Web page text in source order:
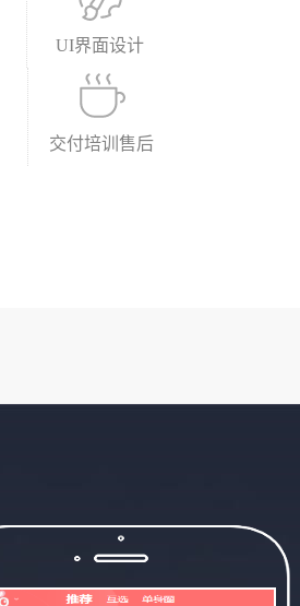
UI界面设计
交付培训售后